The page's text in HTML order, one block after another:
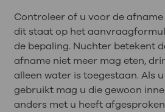
Controleer of u voor de
dit staat op het
de bepaling. Nuchter betekent
afname niet meer mag eten,
alleen water is toegestaan. Als
gebruikt mag u die gewoon
anders met u heeft